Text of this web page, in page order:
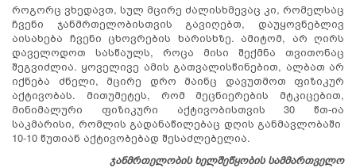
როგორც ვხედავთ, სულ მცირე ძალისხმევაც კი, რომელსაც
ჩვენი ჯანმრთელობისთვის გავიღებთ, დაუყოვნებლივ
აისახება ჩვენი ცხოვრების ხარისხზე. ამიტომ, არ ღირს
დაველოდოთ სასწაულს, როცა მისი შექმნა თვითონაც
შეგვიძლია. ყოველივე ამის გათვალისწინებით, ალბათ არ
იქნება ძნელი, მცირე დრო მაინც დავუთმოთ ფიზიკურ
აქტივობას. მითუმეტეს, რომ მეცნიერების მტკიცებით,
მინიმალური ფიზიკური აქტივობისთვის 30 წთ-ია
საკმარისი, რომლის გადანაწილებაც დღის განმავლობაში
10-10 წუთიან აქტივობებად შესაძლებელია.
ჯანმრთელობის ხელშეწყობის სამმართველო